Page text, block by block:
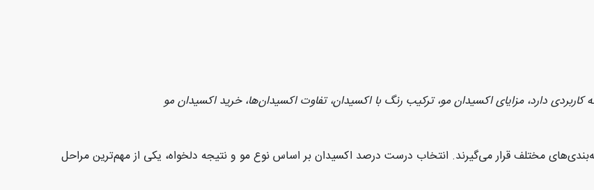
دارد، مزایای اکسیدان مو، ترکیب رنگ با اکسیدان، تفاوت اکسیدان‌ها، خرید اکسیدان مو
مختلف قرار می‌گیرند. انتخاب درست درصد اکسیدان بر اساس نوع مو و نتیجه دلخواه، یکی از مهم‌ترین مراحل